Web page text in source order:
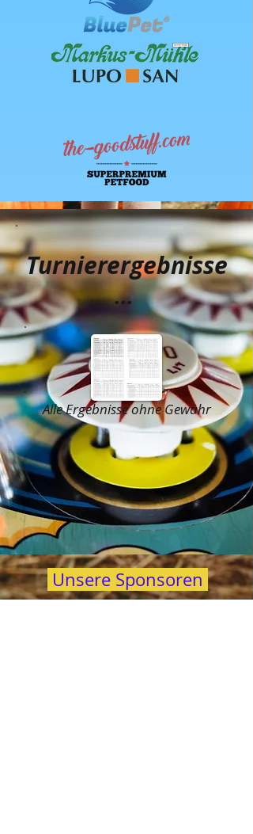
Turnierergebnisse
...
Alle Ergebnisse ohne Gewähr
Unsere Sponsoren